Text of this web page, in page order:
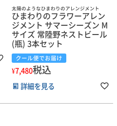
太陽のようなひまわりのアレンジメント
ひまわりのフラワーアレン
ジメント サマーシーズン M
サイズ 常陸野ネストビール
(瓶) 3本セット
クール便でお届け
¥7,480税込
詳細を見る